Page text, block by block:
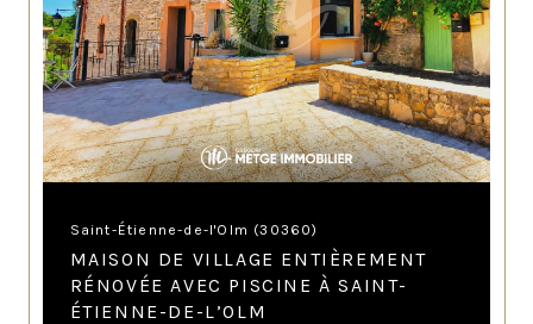
Saint-Étienne-de-l'Olm (30360)
MAISON DE VILLAGE ENTIÈREMENT
RÉNOVÉE AVEC PISCINE À SAINT-
ÉTIENNE-DE-L’OLM